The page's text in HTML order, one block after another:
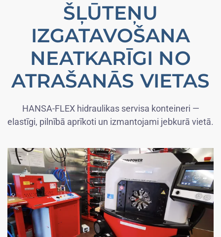
ŠĻŪTEŅU
IZGATAVOŠANA
NEATKARĪGI NO
ATRAŠANĀS VIETAS
HANSA-FLEX hidraulikas servisa konteineri —
elastīgi, pilnībā aprīkoti un izmantojami jebkurā vietā.